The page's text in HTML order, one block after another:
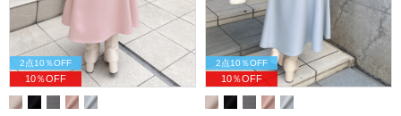
2点10％OFF
10％OFF
2点10％OFF
10％OFF